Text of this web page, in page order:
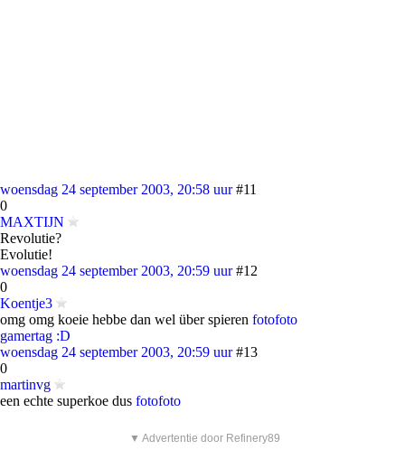
woensdag 24 september 2003, 20:58 uur #11
0
MAXTIJN
Revolutie?
Evolutie!
woensdag 24 september 2003, 20:59 uur #12
0
Koentje3
omg omg koeie hebbe dan wel über spieren fotofoto
gamertag :D
woensdag 24 september 2003, 20:59 uur #13
0
martinvg
een echte superkoe dus fotofoto
▼ Advertentie door Refinery89